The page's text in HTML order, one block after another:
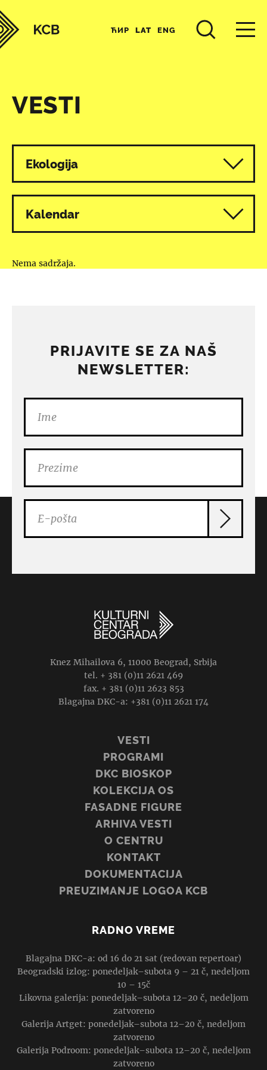
ЋИР LAT ENG
VESTI
Svi programi
Ekologija
Kalendar
Nema sadržaja.
PRIJAVITE SE ZA NAŠ
NEWSLETTER:
Knez Mihailova 6, 11000 Beograd, Srbija
tel. + 381 (0)11 2621 469
fax. + 381 (0)11 2623 853
Blagajna DKC-a: +381 (0)11 2621 174
VESTI
PROGRAMI
DKC BIOSKOP
KOLEKCIJA OS
FASADNE FIGURE
ARHIVA VESTI
O CENTRU
KONTAKT
DOKUMENTACIJA
PREUZIMANJE LOGOA KCB
RADNO VREME
Blagajna DKC-a: od 16 do 21 sat (redovan repertoar)
Beogradski izlog: ponedeljak–subota 9 – 21 č, nedeljom
10 – 15č
Likovna galerija: ponedeljak–subota 12–20 č, nedeljom
zatvoreno
Galerija Artget: ponedeljak–subota 12–20 č, nedeljom
zatvoreno
Galerija Podroom: ponedeljak–subota 12–20 č, nedeljom
zatvoreno